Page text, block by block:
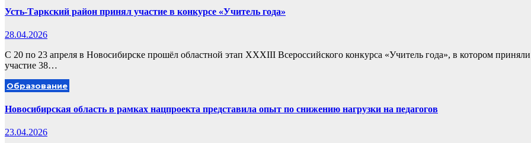
Усть‑Таркский район принял участие в конкурсе «Учитель года»
28.04.2026
С 20 по 23 апреля в Новосибирске прошёл областной этап XXXIII Всероссийского конкурса «Учитель года», в котором приняли
участие 38…
Образование
Новосибирская область в рамках нацпроекта представила опыт по снижению нагрузки на педагогов
23.04.2026